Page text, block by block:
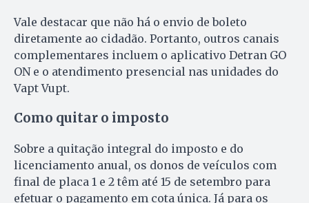
Vale destacar que não há o envio de boleto
diretamente ao cidadão. Portanto, outros canais
complementares incluem o aplicativo Detran GO
ON e o atendimento presencial nas unidades do
Vapt Vupt.
Como quitar o imposto
Sobre a quitação integral do imposto e do
licenciamento anual, os donos de veículos com
final de placa 1 e 2 têm até 15 de setembro para
efetuar o pagamento em cota única. Já para os